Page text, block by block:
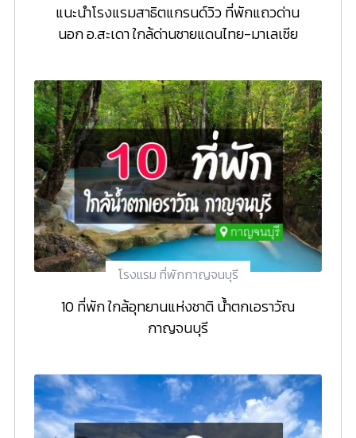
แนะนำโรงแรมสาธิตแกรนด์วิว ที่พักแถวด่าน
นอก อ.สะเดา ใกล้ด่านชายแดนไทย-มาเลเซีย
โรงแรม ที่พักกาญจนบุรี
10 ที่พัก ใกล้อุทยานแห่งชาติ น้ำตกเอราวัณ
กาญจนบุรี